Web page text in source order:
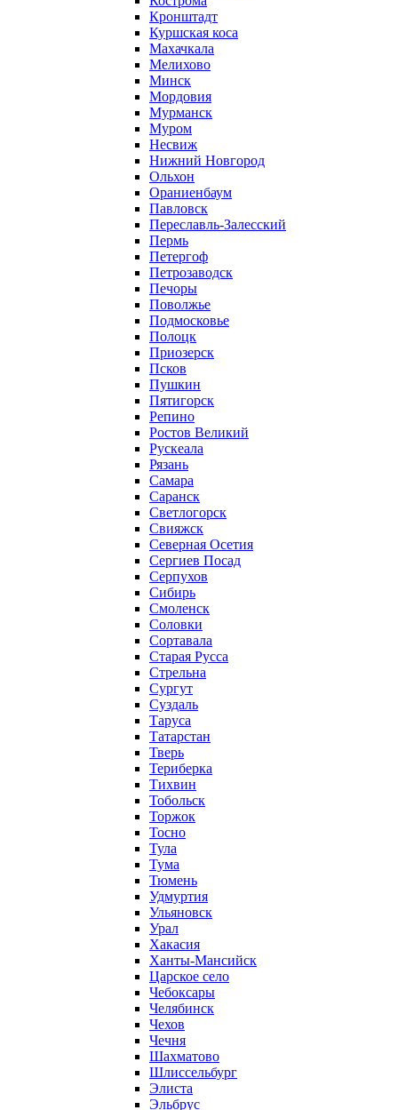
Кронштадт
Куршская коса
Махачкала
Мелихово
Минск
Мордовия
Мурманск
Муром
Несвиж
Нижний Новгород
Ольхон
Ораниенбаум
Павловск
Переславль-Залесский
Пермь
Петергоф
Петрозаводск
Печоры
Поволжье
Подмосковье
Полоцк
Приозерск
Псков
Пушкин
Пятигорск
Репино
Ростов Великий
Рускеала
Рязань
Самара
Саранск
Светлогорск
Свияжск
Северная Осетия
Сергиев Посад
Серпухов
Сибирь
Смоленск
Соловки
Сортавала
Старая Русса
Стрельна
Сургут
Суздаль
Таруса
Татарстан
Тверь
Териберка
Тихвин
Тобольск
Торжок
Тосно
Тула
Тума
Тюмень
Удмуртия
Ульяновск
Урал
Хакасия
Ханты-Мансийск
Царское село
Чебоксары
Челябинск
Чехов
Чечня
Шахматово
Шлиссельбург
Элиста
Эльбрус